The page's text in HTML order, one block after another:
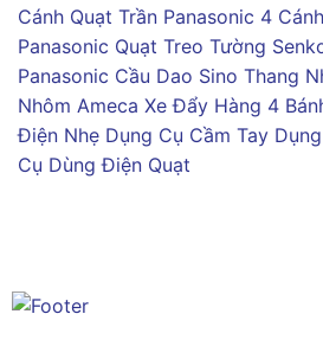
Cánh Quạt Trần Panasonic 4 Cánh
Panasonic Quạt Treo Tường
Panasonic Cầu Dao Sino Thang
Nhôm Ameca Xe Đẩy Hàng 4
Điện Nhẹ Dụng Cụ Cầm Tay
Cụ Dùng Điện Quạt